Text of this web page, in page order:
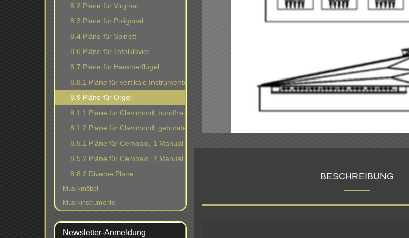
BESCHREIBUNG
8.2 Pläne für Virginal
8.3 Pläne für Poligonal
8.4 Pläne für Spinett
8.6 Pläne für Tafelklavier
8.7 Pläne für Hammerflügel
8.8.1 Pläne für vertikale Instrumente
8.9 Pläne für Orgel
8.1.1 Pläne für Clavichord, bundfrei
8.1.2 Pläne für Clavichord, gebunden
8.5.1 Pläne für Cembalo, 1 Manual
8.5.2 Pläne für Cembalo, 2 Manual
8.8.2 Diverse Pläne
Musikmöbel
Musikinstrumente
Newsletter-Anmeldung